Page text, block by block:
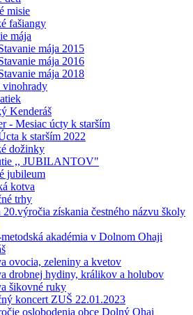
misie
fašiangy
mája
mája 2015
mája 2016
mája 2018
vinohrady
Kenderáš
- Mesiac úcty k starším
k starším 2022
dožinky
,, JUBILANTOV"
jubileum
kotva
trhy
20.výročia získania čestného názvu školy
akadémia v Dolnom Ohaji
ovocia, zeleniny a kvetov
drobnej hydiny, králikov a holubov
šikovné ruky
koncert ZUŠ 22.01.2023
oslobodenia obce Dolný Ohaj